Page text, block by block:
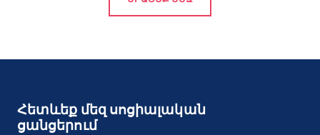
Հետևեք մեզ սոցիալական
ցանցերում